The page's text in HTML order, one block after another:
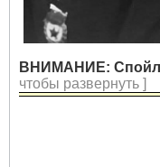
ВНИМАНИЕ:
чтобы развернуть ]